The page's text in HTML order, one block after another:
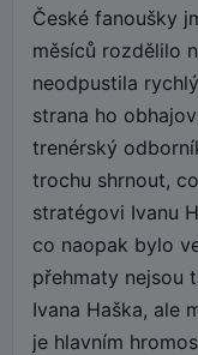
České fanoušky
měsíců rozdělilo
neodpustila
strana ho
trenérský
trochu shrnout,
stratégovi Ivanu
co naopak bylo
přehmaty nejsou
Ivana Haška, ale
je hlavním